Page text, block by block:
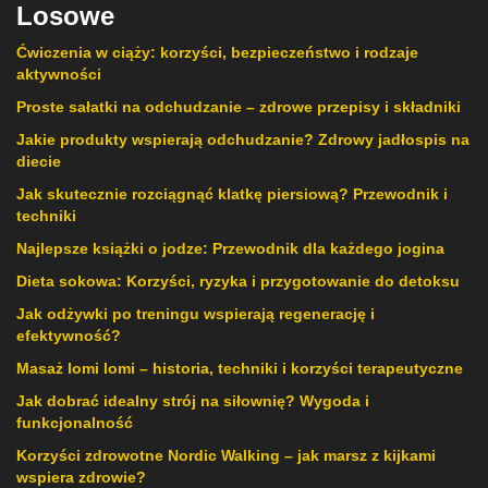
Losowe
Ćwiczenia w ciąży: korzyści, bezpieczeństwo i rodzaje
aktywności
Proste sałatki na odchudzanie – zdrowe przepisy i składniki
Jakie produkty wspierają odchudzanie? Zdrowy jadłospis na
diecie
Jak skutecznie rozciągnąć klatkę piersiową? Przewodnik i
techniki
Najlepsze książki o jodze: Przewodnik dla każdego jogina
Dieta sokowa: Korzyści, ryzyka i przygotowanie do detoksu
Jak odżywki po treningu wspierają regenerację i
efektywność?
Masaż lomi lomi – historia, techniki i korzyści terapeutyczne
Jak dobrać idealny strój na siłownię? Wygoda i
funkcjonalność
Korzyści zdrowotne Nordic Walking – jak marsz z kijkami
wspiera zdrowie?